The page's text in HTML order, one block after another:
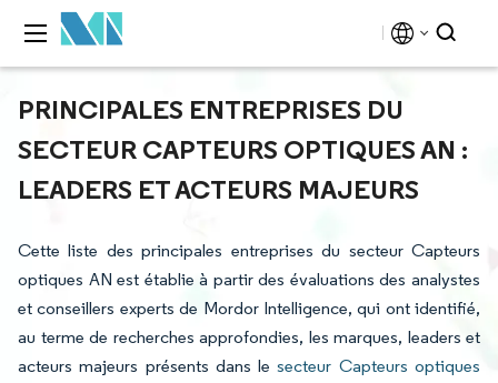
PRINCIPALES ENTREPRISES DU
SECTEUR CAPTEURS OPTIQUES AN :
LEADERS ET ACTEURS MAJEURS
Cette liste des principales entreprises du secteur Capteurs
optiques AN est établie à partir des évaluations des analystes
et conseillers experts de Mordor Intelligence, qui ont identifié,
au terme de recherches approfondies, les marques, leaders et
acteurs majeurs présents dans lesecteur Capteurs optiques